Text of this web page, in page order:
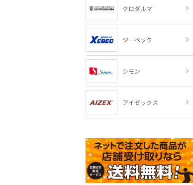
クロダルマ
ジーベック
シモン
アイゼックス